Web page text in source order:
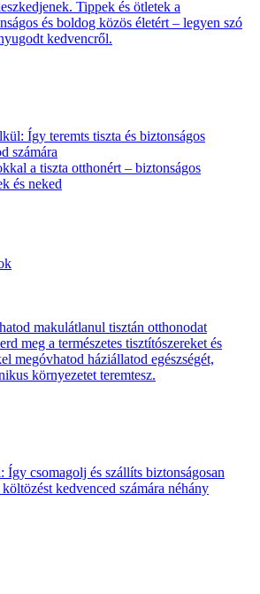
Tippek és ötletek a
és boldog közös életért – legyen szó
kedvencről.
Így teremts tiszta és biztonságos
számára
a tiszta otthonért – biztonságos
és neked
makulátlanul tisztán otthonodat
meg a természetes tisztítószereket és
megóvhatod háziállatod egészségét,
környezetet teremtesz.
csomagolj és szállíts biztonságosan
költözést kedvenced számára néhány